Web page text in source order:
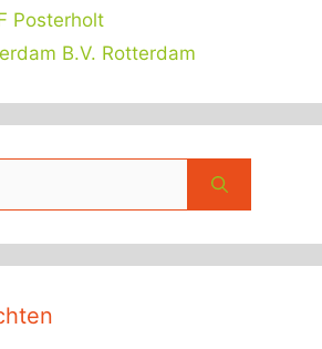
Posterholt
B.V. Rotterdam